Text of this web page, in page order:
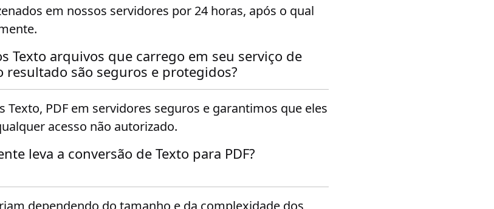
em nossos servidores por 24 horas, após o qual
Texto arquivos que carrego em seu serviço de
resultado são seguros e protegidos?
Texto, PDF em servidores seguros e garantimos que eles
acesso não autorizado.
leva a conversão de Texto para PDF?
dependendo do tamanho e da complexidade dos